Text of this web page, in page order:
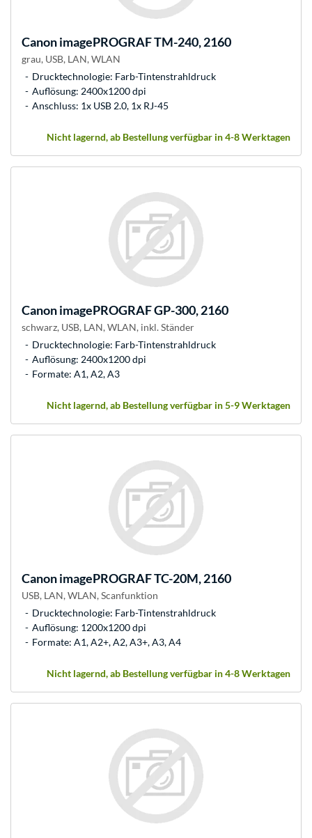
CanonimagePROGRAF TM-240, 2160
grau, USB, LAN, WLAN
Drucktechnologie: Farb-Tintenstrahldruck
Auflösung: 2400x1200 dpi
Anschluss: 1x USB 2.0, 1x RJ-45
Nicht lagernd, ab Bestellung verfügbar in 4-8 Werktagen
CanonimagePROGRAF GP-300, 2160
schwarz, USB, LAN, WLAN, inkl. Ständer
Drucktechnologie: Farb-Tintenstrahldruck
Auflösung: 2400x1200 dpi
Formate: A1, A2, A3
Nicht lagernd, ab Bestellung verfügbar in 5-9 Werktagen
CanonimagePROGRAF TC-20M, 2160
USB, LAN, WLAN, Scanfunktion
Drucktechnologie: Farb-Tintenstrahldruck
Auflösung: 1200x1200 dpi
Formate: A1, A2+, A2, A3+, A3, A4
Nicht lagernd, ab Bestellung verfügbar in 4-8 Werktagen